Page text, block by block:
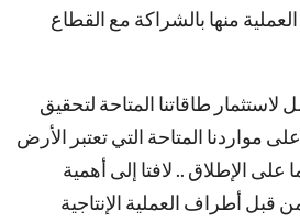
منها بالشراكة مع القطاع
طاقاتنا المتاحة لتحقيق
مواردنا المتاحة التي تعتبر الأرض
على الإطلاق .. لافتا إلى أهمية
قبل أطراف العملية الإنتاجية